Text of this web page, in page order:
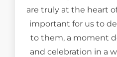
are truly at the heart
important for us to
to them, a moment
and celebration in a